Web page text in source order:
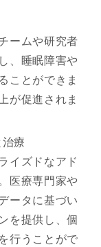
ームや研究者
、睡眠障害や
ことができま
が促進されま
療
イズドなアド
医療専門家や
ータに基づい
を提供し、個
行うことがで